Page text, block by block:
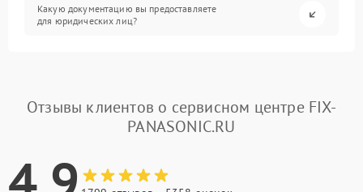
Какую документацию вы предоставляете
для юридических лиц?
Отзывы клиентов о сервисном центре FIX-
PANASONIC.RU